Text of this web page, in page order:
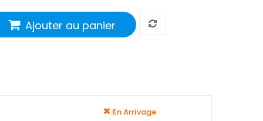
Ajouter au panier
En Arrivage